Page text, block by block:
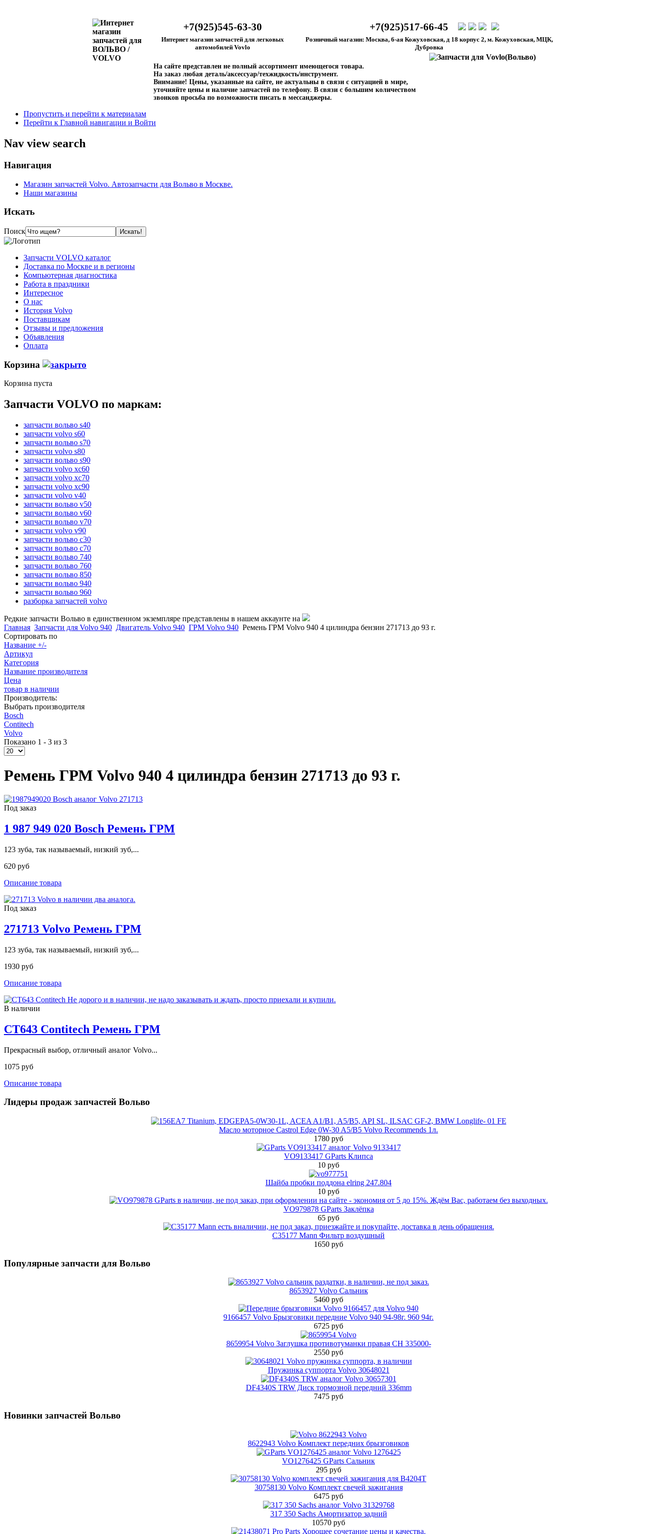
+7(925)545-63-30
Интернет магазин запчастей для легковых
автомобилей Vovlo
+7(925)517-66-45
Розничный магазин: Москва, 6-ая Кожуховская, д 18 корпус 2, м. Кожуховская, МЦК,
Дубровка
На сайте представлен не полный ассортимент имеющегося товара.
На заказ любая деталь/аксессуар/техжидкость/инструмент.
Внимание! Цены, указанные на сайте, не актуальны в связи с ситуацией в мире,
уточняйте цены и наличие запчастей по телефону. В связи с большим количеством
звонков просьба по возможности писать в мессанджеры.
Пропустить и перейти к материалам
Перейти к Главной навигации и Войти
Nav view search
Навигация
Магазин запчастей Volvo. Автозапчасти для Вольво в Москве.
Наши магазины
Искать
Поиск
Запчасти VOLVO каталог
Доставка по Москве и в регионы
Компьютерная диагностика
Работа в праздники
Интересное
О нас
История Volvo
Поставщикам
Отзывы и предложения
Объявления
Оплата
Корзина
Корзина пуста
Запчасти VOLVO по маркам:
запчасти вольво s40
запчасти volvo s60
запчасти вольво s70
запчасти volvo s80
запчасти вольво s90
запчасти volvo xc60
запчасти volvo xc70
запчасти volvo xc90
запчасти volvo v40
запчасти вольво v50
запчасти вольво v60
запчасти вольво v70
запчасти volvo v90
запчасти вольво c30
запчасти вольво c70
запчасти вольво 740
запчасти вольво 760
запчасти вольво 850
запчасти вольво 940
запчасти вольво 960
разборка запчастей volvo
Редкие запчасти Вольво в единственном экземпляре представлены в нашем аккаунте на
Главная Запчасти для Volvo 940 Двигатель Volvo 940 ГРМ Volvo 940 Ремень ГРМ Volvo 940 4 цилиндра бензин 271713 до 93 г.
Сортировать по
Название +/-
Артикул
Категория
Название производителя
Цена
товар в наличии
Производитель:
Выбрать производителя
Bosch
Contitech
Volvo
Показано 1 - 3 из 3
Ремень ГРМ Volvo 940 4 цилиндра бензин 271713 до 93 г.
Под заказ
1 987 949 020 Bosch Ремень ГРМ
123 зуба, так называемый, низкий зуб,...
620 руб
Описание товара
Под заказ
271713 Volvo Ремень ГРМ
123 зуба, так называемый, низкий зуб,...
1930 руб
Описание товара
В наличии
CT643 Contitech Ремень ГРМ
Прекрасный выбор, отличный аналог Volvo...
1075 руб
Описание товара
Лидеры продаж запчастей Вольво
Масло моторное Castrol Edge 0W-30 A5/B5 Volvo Recommends 1л.
1780 руб
VO9133417 GParts Клипса
10 руб
Шайба пробки поддона elring 247.804
10 руб
VO979878 GParts Заклёпка
65 руб
C35177 Mann Фильтр воздушный
1650 руб
Популярные запчасти для Вольво
8653927 Volvo Сальник
5460 руб
9166457 Volvo Брызговики передние Volvo 940 94-98г. 960 94г.
6725 руб
8659954 Volvo Заглушка противотуманки правая CH 335000-
2550 руб
Пружинка суппорта Volvo 30648021
DF4340S TRW Диск тормозной передний 336mm
7475 руб
Новинки запчастей Вольво
8622943 Volvo Комплект передних брызговиков
VO1276425 GParts Сальник
295 руб
30758130 Volvo Комплект свечей зажигания
6475 руб
317 350 Sachs Амортизатор задний
10570 руб